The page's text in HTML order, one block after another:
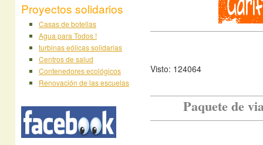
Proyectos solidarios
Casas de botellas
Agua para Todos !
turbinas eólicas solidarias
Centros de salud
Contenedores ecológicos
Renovación de las escuelas
Visto: 124064
Paquete de